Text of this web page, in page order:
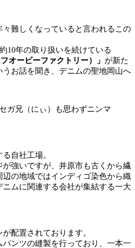
々難しくなっていると言われるこの
10年の取り扱いを続けている
オービーファクトリー）」 が新た
お話を聞き、デニムの聖地岡山へ
ガ兄（にぃ）も思わずニンマ
自社工場。
強いですが、井原市も古くから繊
の地域ではインディゴ染色から織
ムに関連する会社が集結する一大
配置されております。
パンツの縫製を行っており、一本一